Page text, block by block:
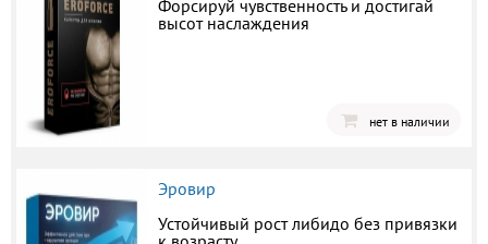
Форсируй чувственность и достигай
высот наслаждения
нет в наличии
Эровир
Устойчивый рост либидо без привязки